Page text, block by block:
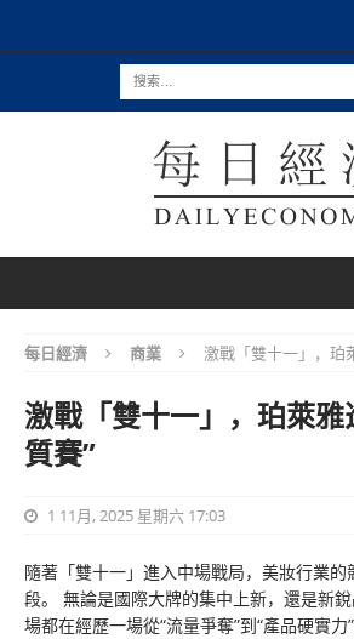
每日經濟 商業 激戰「雙十一」，珀
激戰「雙十一」，珀萊
質賽”
1 11月, 2025 星期六 17:03
隨著「雙十一」進入中場戰局，美妝行業
段。 無論是國際大牌的集中上新，還是新
場都在經歷一場從“流量爭奪”到“產品硬實力